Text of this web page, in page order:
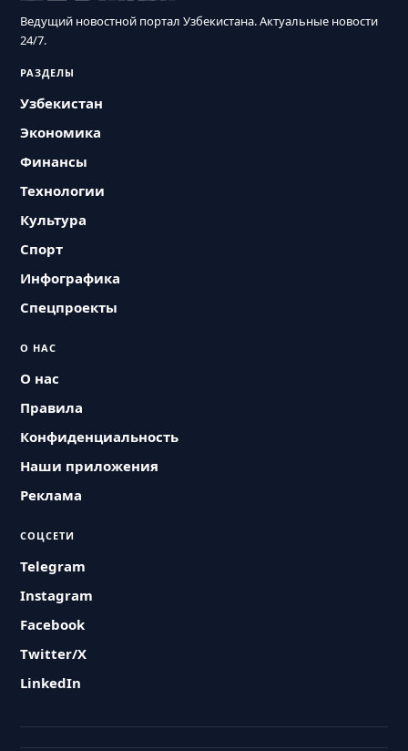
Ведущий новостной портал Узбекистана. Актуальные новости
24/7.
РАЗДЕЛЫ
Узбекистан
Экономика
Финансы
Технологии
Культура
Спорт
Инфографика
Спецпроекты
О НАС
О нас
Правила
Конфиденциальность
Наши приложения
Реклама
СОЦСЕТИ
Telegram
Instagram
Facebook
Twitter/X
LinkedIn